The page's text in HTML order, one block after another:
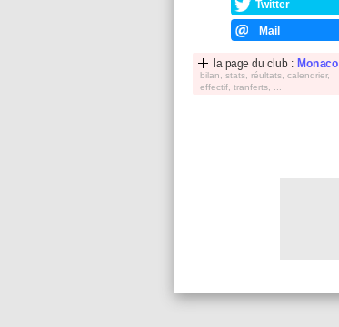
Twitter
Mail
la page du club : Monaco
bilan, stats, réultats, calendrier,
effectif, tranferts, ...